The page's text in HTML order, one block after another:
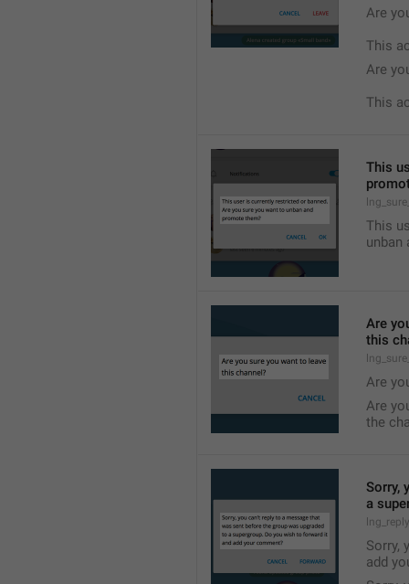
Are
This
Are
This
This
This
unban
Are
this
Are
Are
the
Sorry,
a
Sorry,
add